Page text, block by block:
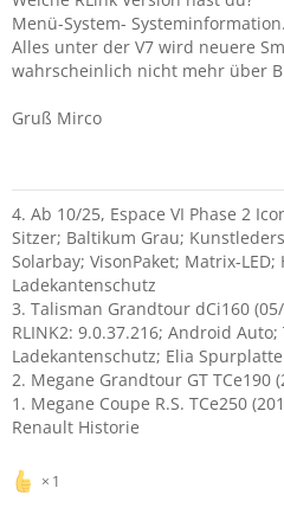
iPhones keine Medien abspielen
Verbindung). Hat jedmand eine
Lg Marv
Menü-System- Systeminformation.
Alles unter der V7 wird neuere
wahrscheinlich nicht mehr über
Gruß Mirco
4. Ab 10/25, Espace VI Phase 2
Sitzer; Baltikum Grau;
Solarbay; VisonPaket; Matrix-
Ladekantenschutz
3. Talisman Grandtour dCi160
RLINK2: 9.0.37.216; Android
Ladekantenschutz; Elia
2. Megane Grandtour GT TCe190
1. Megane Coupe R.S. TCe250
Renault Historie
1